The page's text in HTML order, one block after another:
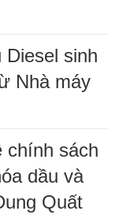
Diesel sinh
Nhà máy
chính sách
dầu và
Quất